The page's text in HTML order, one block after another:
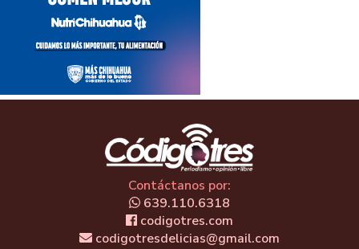
Contáctanos por:
639.110.6318
codigotres.com
codigotresdelicias@gmail.com